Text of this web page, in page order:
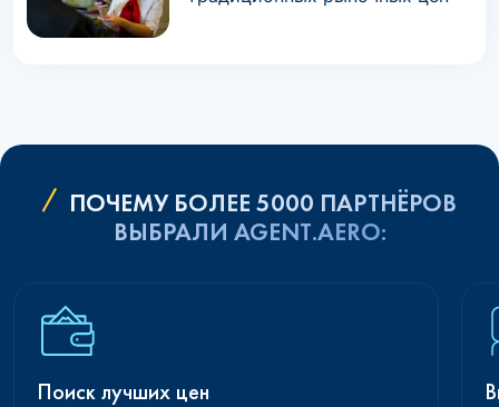
ПОЧЕМУ БОЛЕЕ 5000 ПАРТНЁРОВ
ВЫБРАЛИ AGENT.AERO:
Поиск лучших цен